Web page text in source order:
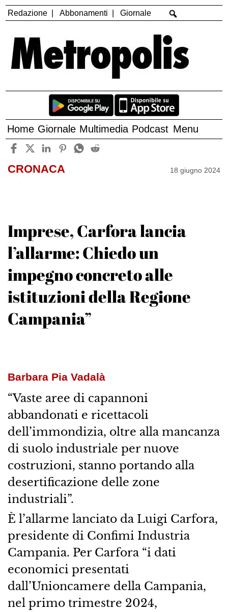
Redazione Abbonamenti Giornale
Home Giornale Multimedia Podcast Menu
CRONACA 18 giugno 2024
Imprese, Carfora lancia
l’allarme: Chiedo un
impegno concreto alle
istituzioni della Regione
Campania”
Barbara Pia Vadalà
“Vaste aree di capannoni
abbandonati e ricettacoli
dell’immondizia, oltre alla mancanza
di suolo industriale per nuove
costruzioni, stanno portando alla
desertificazione delle zone
industriali”.
È l’allarme lanciato da Luigi Carfora,
presidente di Confimi Industria
Campania. Per Carfora “i dati
economici presentati
dall’Unioncamere della Campania,
nel primo trimestre 2024,